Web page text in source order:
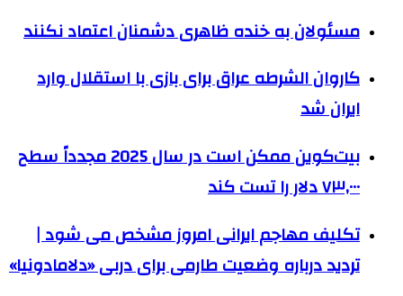
مسئولان به خنده ظاهری دشمنان اعتماد نکنند
کاروان الشرطه عراق برای بازی با استقلال وارد
ایران شد
بیت‌کوین ممکن است در سال 2025 مجدداً سطح
۷۳,۰۰۰ دلار را تست کند
تکلیف مهاجم ایرانی امروز مشخص می شود |
تردید درباره وضعیت طارمی برای دربی «دلامادونیا»